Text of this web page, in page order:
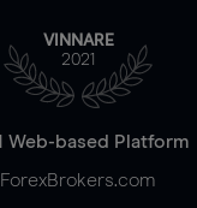
VINNARE
2021
Web-based Platform
ForexBrokers.com